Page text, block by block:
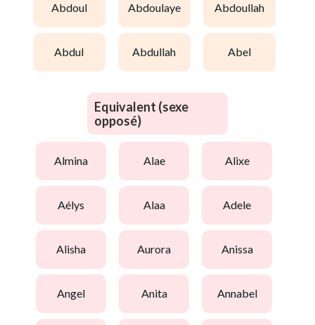
abdoul abdoulaye abdoullah
abdul abdullah abel
Equivalent (sexe
opposé)
almina alae alixe
aélys alaa adele
alisha aurora anissa
angel anita annabel